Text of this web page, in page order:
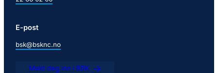
E-post
bsk@bsknc.no
Meld deg inn i BSK